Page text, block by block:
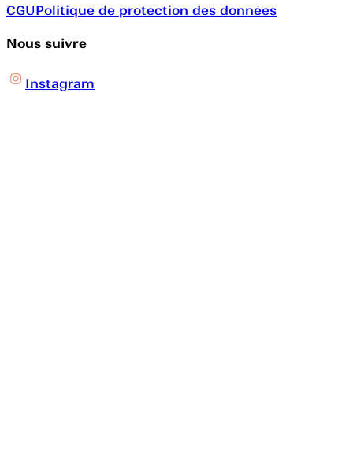
CGUPolitique de protection des données
Nous suivre
Instagram